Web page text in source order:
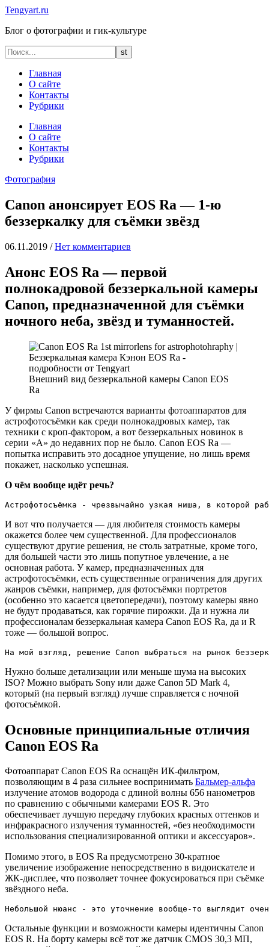
Tengyart.ru
Блог о фотографии и гик-культуре
Главная
О сайте
Контакты
Рубрики
Главная
О сайте
Контакты
Рубрики
Фотография
Canon анонсирует EOS Ra — 1-ю
беззеркалку для съёмки звёзд
06.11.2019 / Нет комментариев
Анонс EOS Ra — первой
полнокадровой беззеркальной камеры
Canon, предназначенной для съёмки
ночного неба, звёзд и туманностей.
Внешний вид беззеркальной камеры Canon EOS
Ra
У фирмы Canon встречаются варианты фотоаппаратов для
астрофотосъёмки как среди полнокадровых камер, так
техники с кроп-фактором, а вот беззеркальных новинок в
серии «А» до недавних пор не было. Canon EOS Ra —
попытка исправить это досадное упущение, но лишь время
покажет, насколько успешная.
О чём вообще идёт речь?
Астрофотосъёмка - чрезвычайно узкая ниша, в которой
И вот что получается — для любителя стоимость камеры
окажется более чем существенной. Для профессионалов
существуют другие решения, не столь затратные, кроме того,
для большей части это лишь попутное увлечение, а не
основная работа. У камер, предназначенных для
астрофотосъёмки, есть существенные ограничения для других
жанров съёмки, например, для фотосъёмки портретов
(особенно это касается цветопередачи), поэтому камеры явно
не будут продаваться, как горячие пирожки. Да и нужна ли
профессионалам беззеркальная камера Canon EOS Ra, да и R
тоже — большой вопрос.
На мой взгляд, решение Canon выбраться на рынок
Нужно больше детализации или меньше шума на высоких
ISO? Можно выбрать Sony или даже Canon 5D Mark 4,
который (на первый взгляд) лучше справляется с ночной
фотосъёмкой.
Основные принципиальные отличия
Canon EOS Ra
Фотоаппарат Canon EOS Ra оснащён ИК-фильтром,
позволяющим в 4 раза сильнее воспринимать Бальмер-альфа
излучение атомов водорода с длиной волны 656 нанометров
по сравнению с обычными камерами EOS R. Это
обеспечивает лучшую передачу глубоких красных оттенков и
инфракрасного излучения туманностей, «без необходимости
использования специализированной оптики и аксессуаров».
Помимо этого, в EOS Ra предусмотрено 30-кратное
увеличение изображение непосредственно в видоискателе и
ЖК-дисплее, что позволяет точнее фокусироваться при съёмке
звёздного неба.
Небольшой нюанс - это уточнение вообще-то выглядит
Остальные функции и возможности камеры идентичны Canon
EOS R. На борту камеры всё тот же датчик CMOS 30,3 МП,